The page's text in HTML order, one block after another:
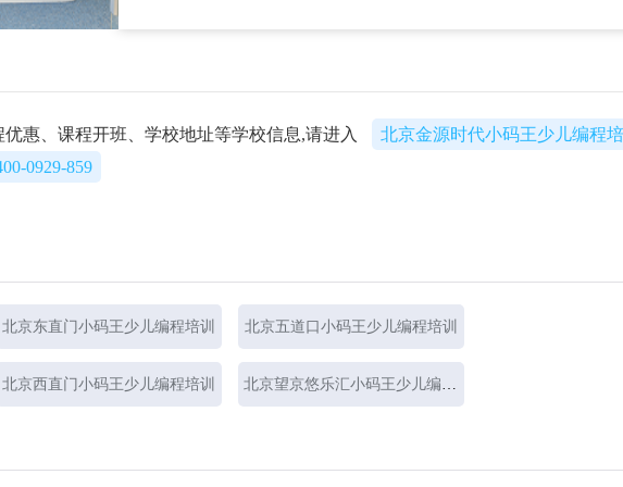
惠、课程开班、学校地址等学校信息,请进入
北京金源时代小码王少儿编程培
0929-859
北京东直门小码王少儿编程培训 北京五道口小码王少儿编程培训
北京西直门小码王少儿编程培训 北京望京悠乐汇小码王少儿编程培训